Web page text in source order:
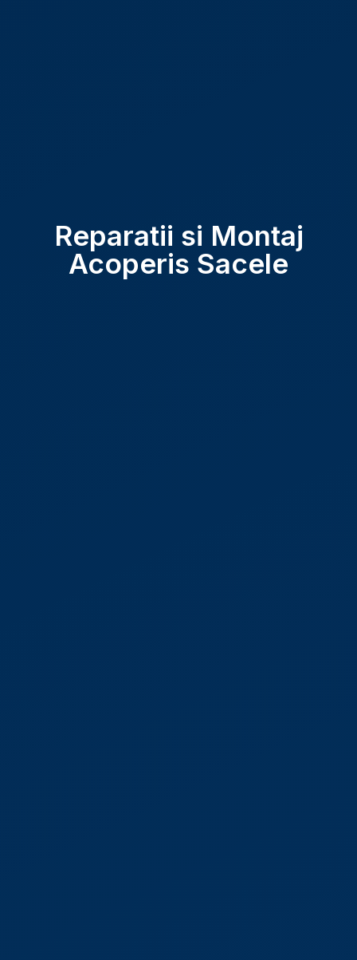
Reparatii si Montaj
Acoperis Sacele